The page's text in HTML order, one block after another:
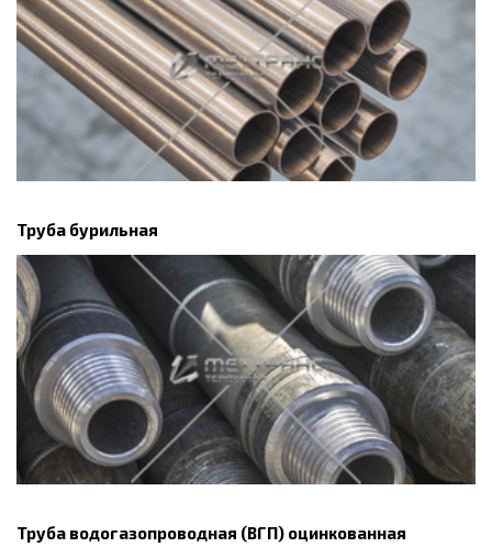
Труба бурильная
Труба водогазопроводная (ВГП) оцинкованная